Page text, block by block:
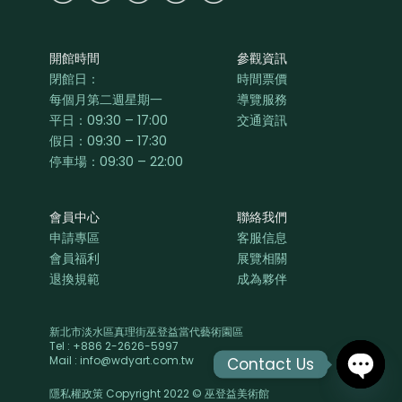
開館時間
閉館日：
每個月第二週星期一
平日： 09:30 – 17:00
假日：09:30 – 17:30
停車場：09:30 – 22:00
參觀資訊
時間票價
導覽服務
交通資訊
會員中心
申請專區
會員福利
退換規範
聯絡我們
客服信息
展覽相關
成為夥伴
新北市淡水區真理街巫登益當代藝術園區
Tel : +886 2-2626-5997
Mail : info@wdyart.com.tw
隱私權政策 Copyright 2022 © 巫登益美術館
Contact Us